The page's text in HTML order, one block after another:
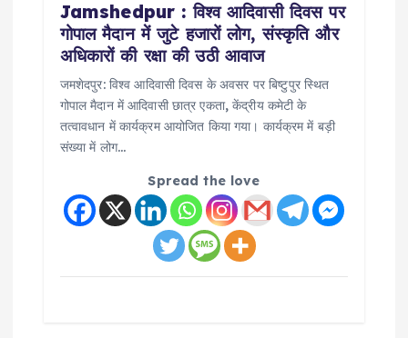
Jamshedpur : विश्व आदिवासी दिवस पर
गोपाल मैदान में जुटे हजारों लोग, संस्कृति और
अधिकारों की रक्षा की उठी आवाज
जमशेदपुर: विश्व आदिवासी दिवस के अवसर पर बिष्टुपुर स्थित
गोपाल मैदान में आदिवासी छात्र एकता, केंद्रीय कमेटी के
तत्वावधान में कार्यक्रम आयोजित किया गया। कार्यक्रम में बड़ी
संख्या में लोग…
Spread the love